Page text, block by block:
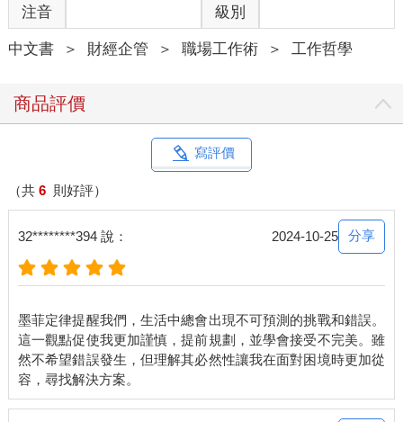
注音 級別
中文書 ＞ 財經企管 ＞ 職場工作術 ＞ 工作哲學
商品評價
寫評價
（共 6 則好評）
32********394 說： 2024-10-25 分享
墨菲定律提醒我們，生活中總會出現不可預測的挑戰和錯誤。
這一觀點促使我更加謹慎，提前規劃，並學會接受不完美。雖
然不希望錯誤發生，但理解其必然性讓我在面對困境時更加從